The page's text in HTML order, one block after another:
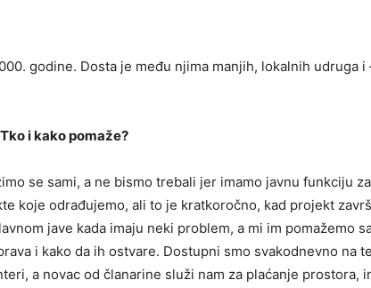
godine. Dosta je među njima manjih, lokalnih udruga i
i kako pomaže?
se sami, a ne bismo trebali jer imamo javnu funkciju
koje odrađujemo, ali to je kratkoročno, kad projekt
jave kada imaju neki problem, a mi im pomažemo
i kako da ih ostvare. Dostupni smo svakodnevno na
a novac od članarine služi nam za plaćanje prostora,